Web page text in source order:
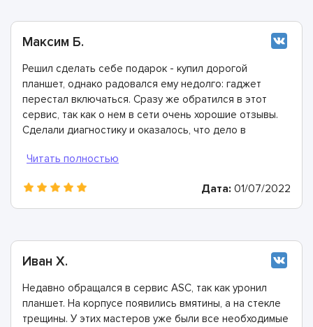
Максим Б.
Решил сделать себе подарок - купил дорогой
планшет, однако радовался ему недолго: гаджет
перестал включаться. Сразу же обратился в этот
сервис, так как о нем в сети очень хорошие отзывы.
Сделали диагностику и оказалось, что дело в
и предоставили гарантию. Отличные ребята!
Дата: 01/07/2022
Иван Х.
Недавно обращался в сервис ASC, так как уронил
планшет. На корпусе появились вмятины, а на стекле
трещины. У этих мастеров уже были все необходимые